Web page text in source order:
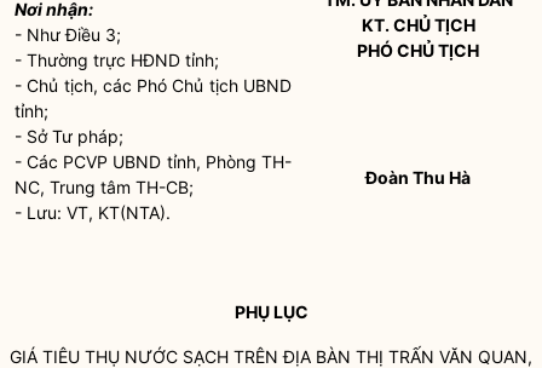
Nơi nhận:
- Như Điều 3;
- Thường trực HĐND tỉnh;
- Chủ tịch, các Phó Chủ tịch UBND
tỉnh;
- Sở Tư pháp;
- Các PCVP UBND tỉnh, Phòng TH-
NC, Trung tâm TH-CB;
- Lưu: VT, KT(NTA).
KT. CHỦ TỊCH
PHÓ CHỦ TỊCH
Đoàn Thu Hà
PHỤ LỤC
GIÁ TIÊU THỤ NƯỚC SẠCH TRÊN ĐỊA BÀN THỊ TRẤN VĂN QUAN,